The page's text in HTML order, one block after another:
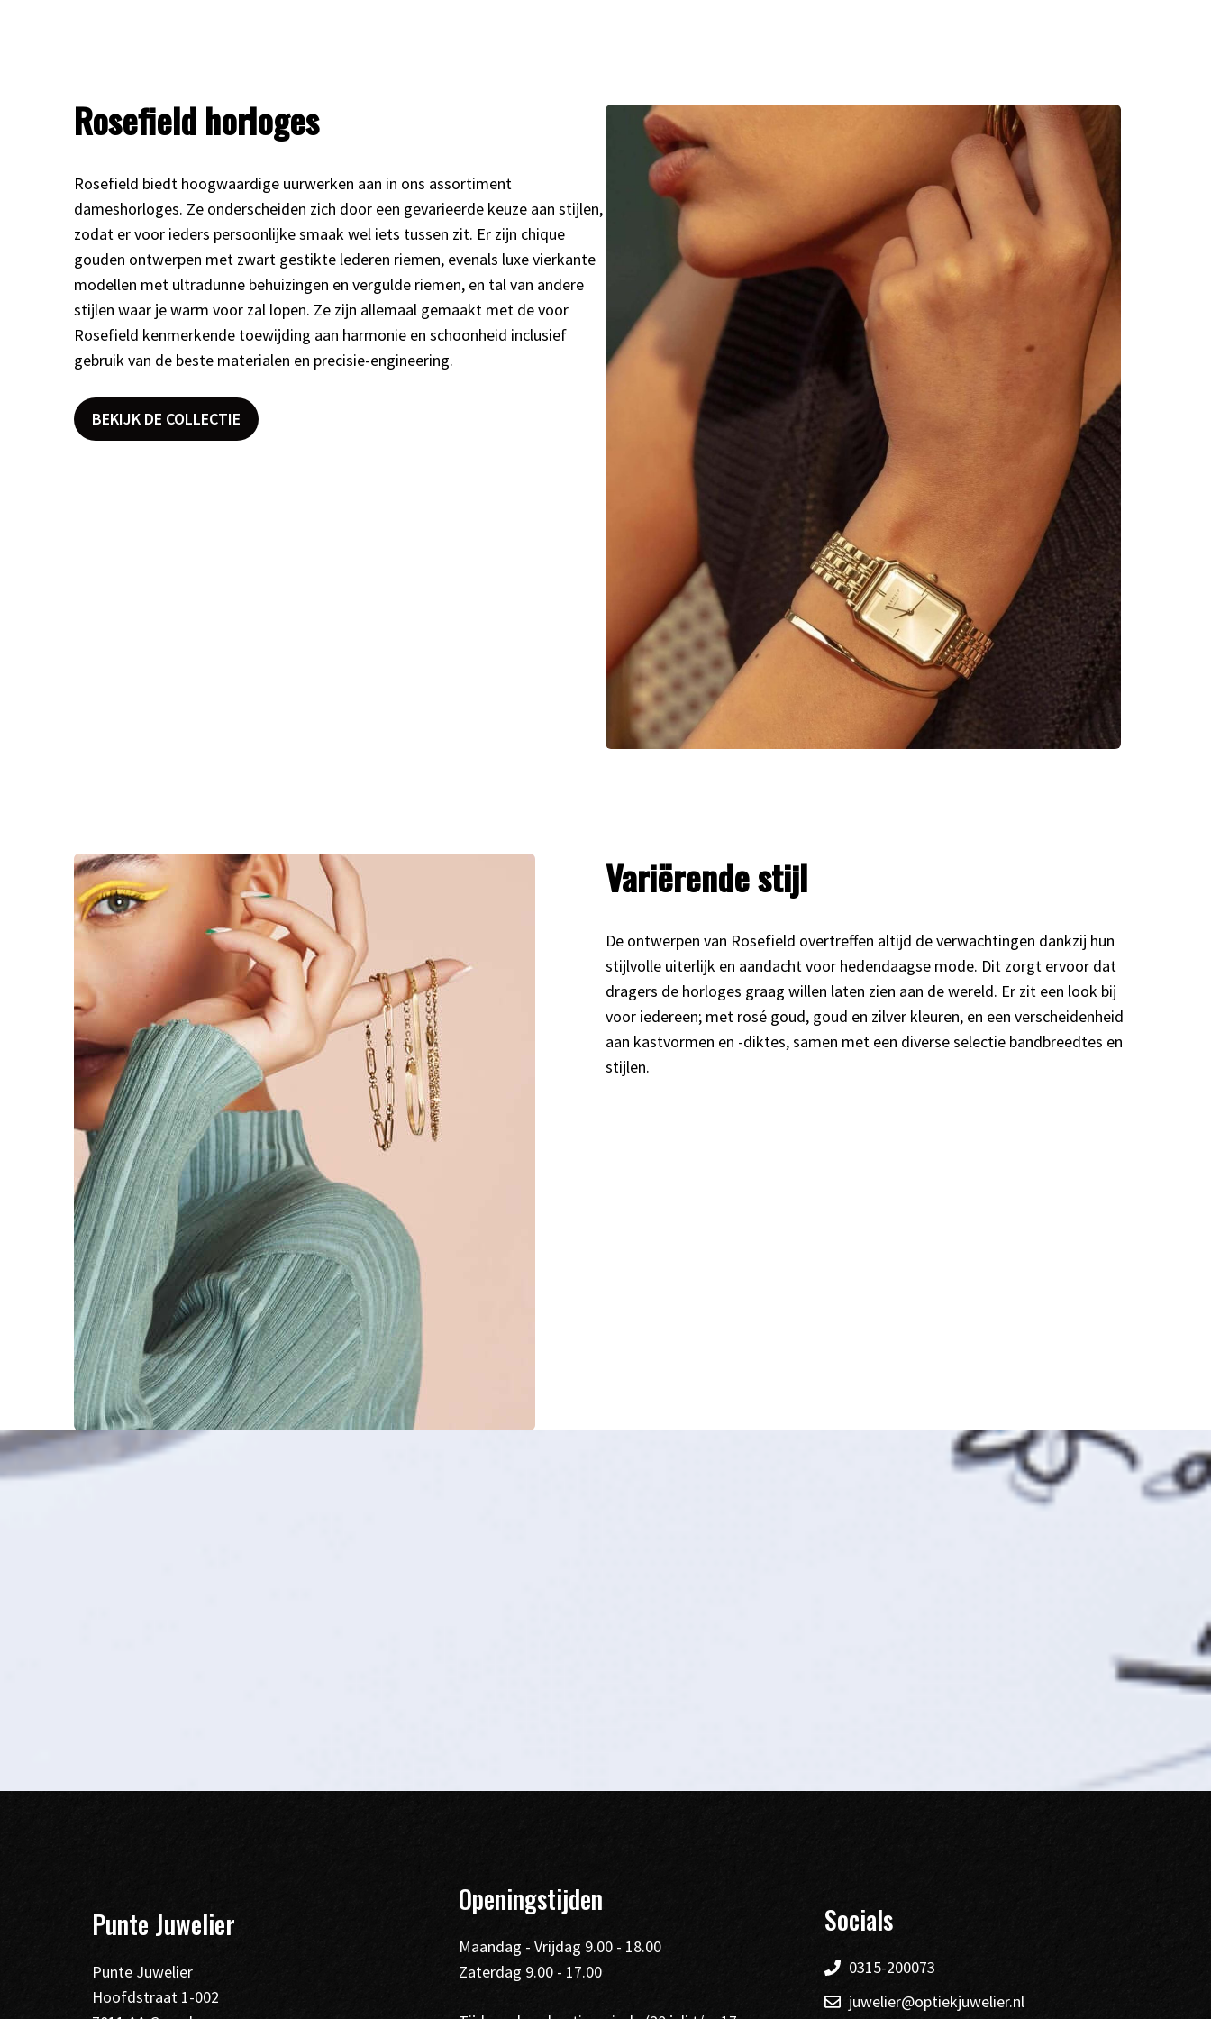
Rosefield horloges
Rosefield biedt hoogwaardige uurwerken aan in ons assortiment
dameshorloges. Ze onderscheiden zich door een gevarieerde keuze aan stijlen,
zodat er voor ieders persoonlijke smaak wel iets tussen zit. Er zijn chique
gouden ontwerpen met zwart gestikte lederen riemen, evenals luxe vierkante
modellen met ultradunne behuizingen en vergulde riemen, en tal van andere
stijlen waar je warm voor zal lopen. Ze zijn allemaal gemaakt met de voor
Rosefield kenmerkende toewijding aan harmonie en schoonheid inclusief
gebruik van de beste materialen en precisie-engineering.
BEKIJK DE COLLECTIE
Variërende stijl
De ontwerpen van Rosefield overtreffen altijd de verwachtingen dankzij hun
stijlvolle uiterlijk en aandacht voor hedendaagse mode. Dit zorgt ervoor dat
dragers de horloges graag willen laten zien aan de wereld. Er zit een look bij
voor iedereen; met rosé goud, goud en zilver kleuren, en een verscheidenheid
aan kastvormen en -diktes, samen met een diverse selectie bandbreedtes en
stijlen.
Punte Juwelier
Punte Juwelier
Hoofdstraat 1-002
Openingstijden
Maandag - Vrijdag 9.00 - 18.00
Zaterdag 9.00 - 17.00
Socials
0315-200073
juwelier@optiekjuwelier.nl